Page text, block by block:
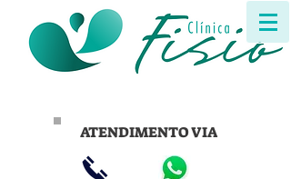
ATENDIMENTO VIA